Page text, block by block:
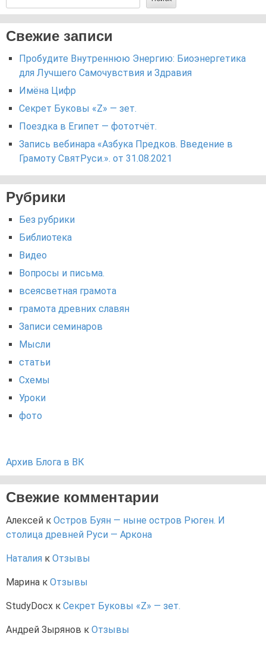
Свежие записи
Пробудите Внутреннюю Энергию: Биоэнергетика
для Лучшего Самочувствия и Здравия
Имёна Цифр
Секрет Буковы «Z» — зет.
Поездка в Египет — фототчёт.
Запись вебинара «Азбука Предков. Введение в
Грамоту СвятРуси.». от 31.08.2021
Рубрики
Без рубрики
Библиотека
Видео
Вопросы и письма.
всеясветная грамота
грамота древних славян
Записи семинаров
Мысли
статьи
Схемы
Уроки
фото
Архив Блога в ВК
Свежие комментарии
Алексей к Остров Буян — ныне остров Рюген. И
столица древней Руси — Аркона
Наталия к Отзывы
Марина к Отзывы
StudyDocx к Секрет Буковы «Z» — зет.
Андрей Зырянов к Отзывы